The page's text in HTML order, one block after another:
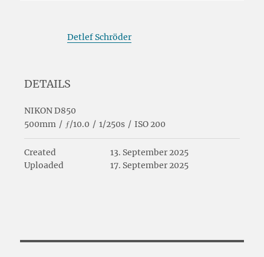
Detlef Schröder
DETAILS
NIKON D850
500mm / ƒ/10.0 / 1/250s / ISO 200
Created
13. September 2025
Uploaded
17. September 2025